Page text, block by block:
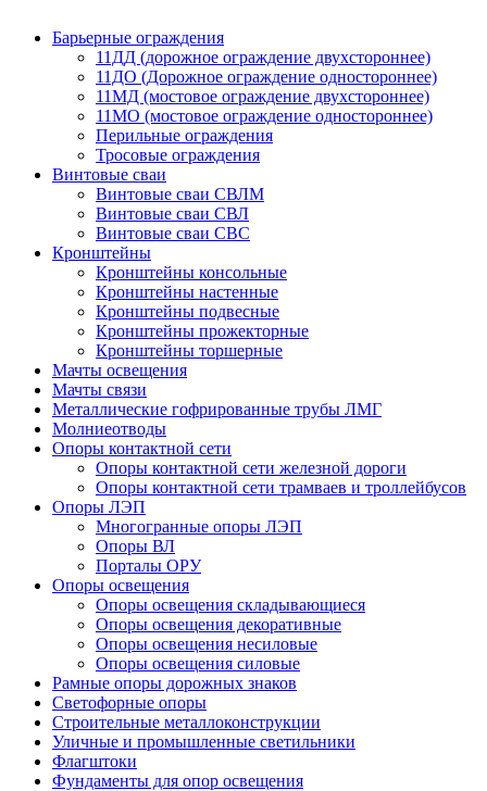
Барьерные ограждения
11ДД (дорожное ограждение двухстороннее)
11ДО (Дорожное ограждение одностороннее)
11МД (мостовое ограждение двухстороннее)
11МО (мостовое ограждение одностороннее)
Перильные ограждения
Тросовые ограждения
Винтовые сваи
Винтовые сваи СВЛМ
Винтовые сваи СВЛ
Винтовые сваи СВС
Кронштейны
Кронштейны консольные
Кронштейны настенные
Кронштейны подвесные
Кронштейны прожекторные
Кронштейны торшерные
Мачты освещения
Мачты связи
Металлические гофрированные трубы ЛМГ
Молниеотводы
Опоры контактной сети
Опоры контактной сети железной дороги
Опоры контактной сети трамваев и троллейбусов
Опоры ЛЭП
Многогранные опоры ЛЭП
Опоры ВЛ
Порталы ОРУ
Опоры освещения
Опоры освещения cкладывающиеся
Опоры освещения декоративные
Опоры освещения несиловые
Опоры освещения силовые
Рамные опоры дорожных знаков
Светофорные опоры
Строительные металлоконструкции
Уличные и промышленные светильники
Флагштоки
Фундаменты для опор освещения